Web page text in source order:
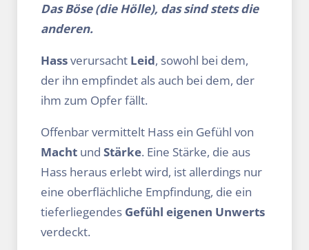
Das Böse (die Hölle), das sind stets die
anderen.
Hassverursacht Leid, sowohl bei dem,
der ihn empfindet als auch bei dem, der
ihm zum Opfer fällt.
Offenbar vermittelt Hass ein Gefühl von
Macht und Stärke. Eine Stärke, die aus
Hass heraus erlebt wird, ist allerdings nur
eine oberflächliche Empfindung, die ein
tieferliegendes Gefühl eigenen Unwerts
verdeckt.